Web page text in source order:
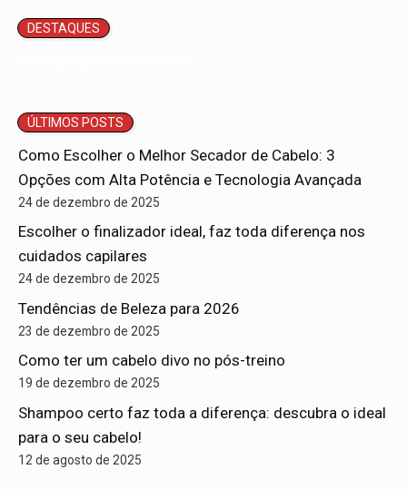
DESTAQUES
ÚLTIMOS POSTS
Como Escolher o Melhor Secador de Cabelo: 3
Opções com Alta Potência e Tecnologia Avançada
24 de dezembro de 2025
Escolher o finalizador ideal, faz toda diferença nos
cuidados capilares
24 de dezembro de 2025
Tendências de Beleza para 2026
23 de dezembro de 2025
Como ter um cabelo divo no pós-treino
19 de dezembro de 2025
Shampoo certo faz toda a diferença: descubra o ideal
para o seu cabelo!
12 de agosto de 2025